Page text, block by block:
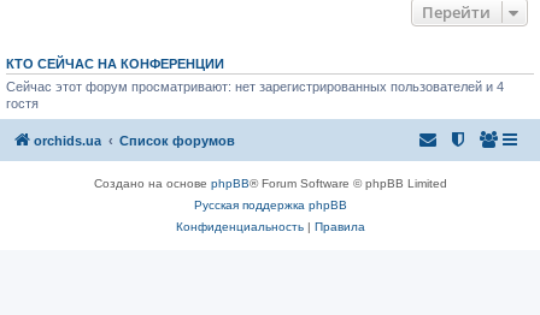
Перейти
КТО СЕЙЧАС НА КОНФЕРЕНЦИИ
Сейчас этот форум просматривают: нет зарегистрированных пользователей и 4
гостя
orchids.ua Список форумов
Создано на основе phpBB® Forum Software © phpBB Limited
Русская поддержка phpBB
Конфиденциальность| Правила